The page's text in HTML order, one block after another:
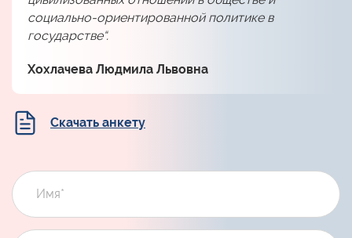
социально-ориентированной политике в
государстве“.
Хохлачева Людмила Львовна
Скачать анкету